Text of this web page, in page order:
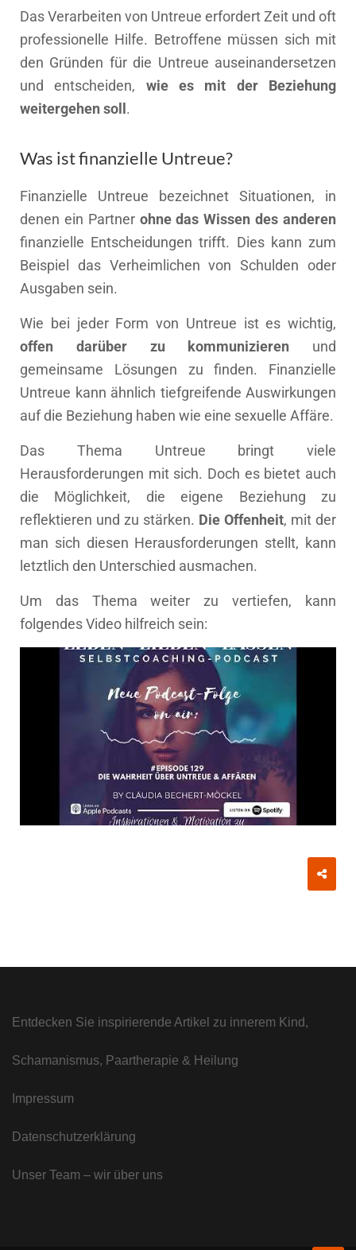
Das Verarbeiten von Untreue erfordert Zeit und oft
professionelle Hilfe. Betroffene müssen sich mit
den Gründen für die Untreue auseinandersetzen
und entscheiden, wie es mit der Beziehung
weitergehen soll .
Was ist finanzielle Untreue?
Finanzielle Untreue bezeichnet Situationen, in
denen ein Partner ohne das Wissen des anderen
finanzielle Entscheidungen trifft. Dies kann zum
Beispiel das Verheimlichen von Schulden oder
Ausgaben sein.
Wie bei jeder Form von Untreue ist es wichtig,
offen darüber zu kommunizieren und
gemeinsame Lösungen zu finden. Finanzielle
Untreue kann ähnlich tiefgreifende Auswirkungen
auf die Beziehung haben wie eine sexuelle Affäre.
Das Thema Untreue bringt viele
Herausforderungen mit sich. Doch es bietet auch
die Möglichkeit, die eigene Beziehung zu
reflektieren und zu stärken. Die Offenheit, mit der
man sich diesen Herausforderungen stellt, kann
letztlich den Unterschied ausmachen.
Um das Thema weiter zu vertiefen, kann
folgendes Video hilfreich sein:
Entdecken Sie inspirierende Artikel zu innerem Kind,
Schamanismus, Paartherapie & Heilung
Impressum
Datenschutzerklärung
Unser Team – wir über uns